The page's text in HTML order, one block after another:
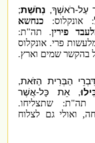
עַל-רֹאשְׁךָ,נְחֹשֶׁת;
כנחשא
פירין. תה"ת:
פרי. אונקלוס
בהקשר שמים וארץ.
הַבְּרִית הַזֹּאת,
, אֵת כָּל-אֲשֶׁר
שתצליחו.
ואולי גם לצלוח